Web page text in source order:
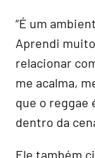
“É um
Aprendi
relacionar
me acalma,
que o reggae
dentro da
Ele também